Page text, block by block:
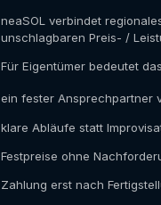
neaSOL verbindet
unschlagbaren Preis- /
Für Eigentümer bedeutet
ein fester Ansprechpartner
klare Abläufe statt
Festpreise ohne
Zahlung erst nach